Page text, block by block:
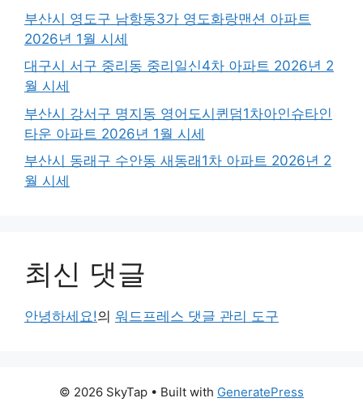
부산시 영도구 남항동3가 영도화랑맨션 아파트
2026년 1월 시세
대구시 서구 중리동 중리일신4차 아파트 2026년 2
월 시세
부산시 강서구 명지동 영어도시퀸덤1차아인슈타인
타운 아파트 2026년 1월 시세
부산시 동래구 수안동 새동래1차 아파트 2026년 2
월 시세
최신 댓글
안녕하세요!의 워드프레스 댓글 관리 도구
© 2026 SkyTap • Built with GeneratePress